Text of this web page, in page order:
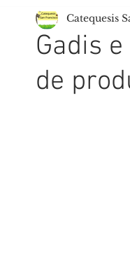
Escola de Tempo Libre
Gadis
de
Catequesis